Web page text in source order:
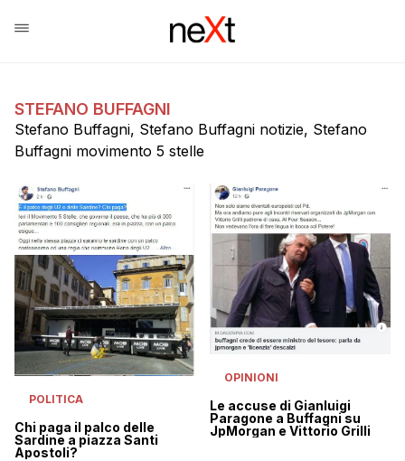
STEFANO BUFFAGNI
Stefano Buffagni, Stefano Buffagni notizie, Stefano
Buffagni movimento 5 stelle
POLITICA
Chi paga il palco delle
Sardine a piazza Santi
Apostoli?
OPINIONI
Le accuse di Gianluigi
Paragone a Buffagni su
JpMorgan e Vittorio Grilli